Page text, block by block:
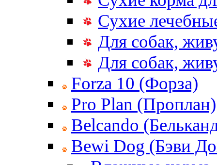
Сухие
Для собак,
Для собак,
Forza 10 (Форза)
Pro Plan (Проплан)
Belcando
Bewi Dog (Бэви